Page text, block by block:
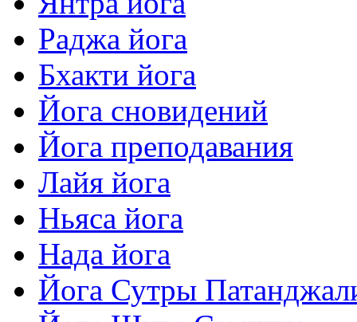
Раджа йога
Бхакти йога
Йога сновидений
Йога преподавания
Лайя йога
Ньяса йога
Нада йога
Йога Сутры